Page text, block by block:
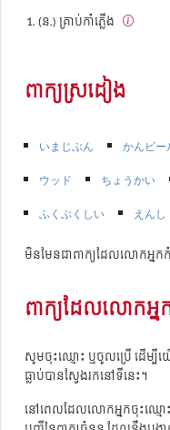
(ន.) គ្រាប់កាំភ្លើង
ពាក្យស្រដៀង
いまじぶん かんビー
ウッド
ちょうかい
ふくぶくしい
えんし
មិនមែនជាពាក្យដែលលោកអ្នក
ពាក្យដែលលោកអ្នក
សូមចុះឈ្មោះ ឬចូលប្រើ ដើម្បីយ
ធ្លាប់បានស្វែងរកនៅទីនេះ។
នៅពេលដែលលោកអ្នកចុះឈ្ម